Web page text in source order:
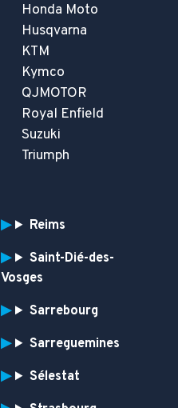
Honda Moto
Husqvarna
KTM
Kymco
QJMOTOR
Royal Enfield
Suzuki
Triumph
Reims
Saint-Dié-des-
Vosges
Sarrebourg
Sarreguemines
Sélestat